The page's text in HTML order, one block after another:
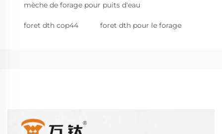
mèche de forage pour puits d'eau
foret dth cop44 foret dth pour le forage